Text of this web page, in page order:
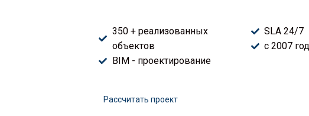
350 + реализованных
объектов
BIM - проектирование
SLA 24/7
с 2007
Расcчитать проект